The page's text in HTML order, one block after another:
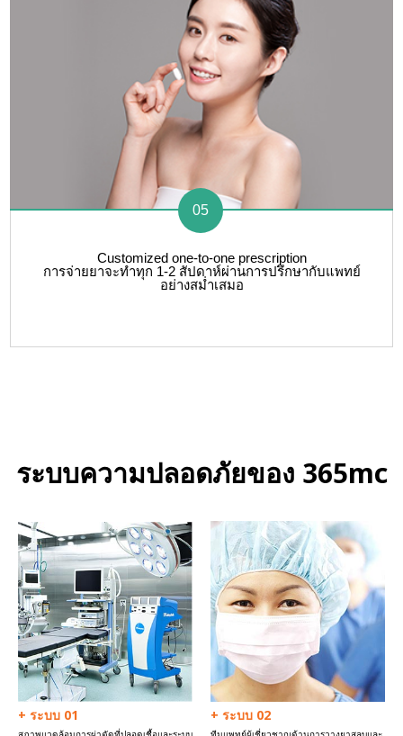
05
Customized one-to-one prescription
การจ่ายยาจะทำทุก 1-2 สัปดาห์ผ่านการปรึกษากับแพทย์
อย่างสม่ำเสมอ
ระบบความปลอดภัยของ 365mc
+ ระบบ 01 + ระบบ 02